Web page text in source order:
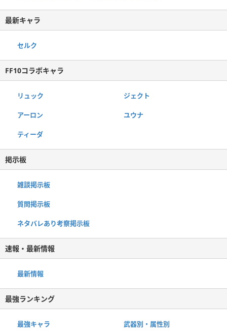
最新キャラ
セルク
FF10コラボキャラ
リュック ジェクト
アーロン ユウナ
ティーダ
掲示板
雑談掲示板
質問掲示板
ネタバレあり考察掲示板
速報・最新情報
最新情報
最強ランキング
最強キャラ 武器別・属性別